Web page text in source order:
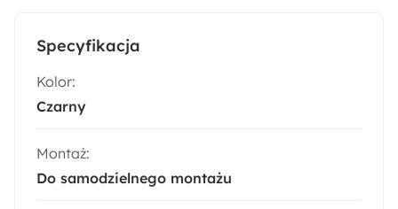
Specyfikacja
Kolor:
Czarny
Montaż:
Do samodzielnego montażu